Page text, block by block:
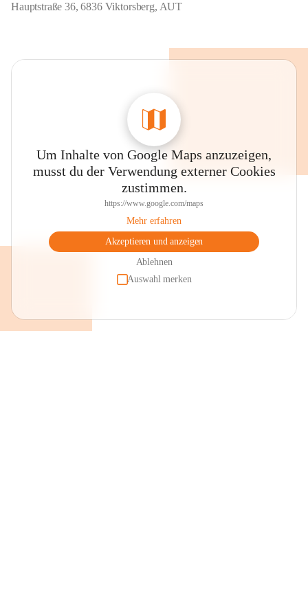
Hauptstraße 36, 6836 Viktorsberg, AUT
Um Inhalte von Google Maps anzuzeigen,
musst du der Verwendung externer Cookies
zustimmen.
https://www.google.com/maps
Mehr erfahren
Akzeptieren und anzeigen
Ablehnen
Auswahl merken